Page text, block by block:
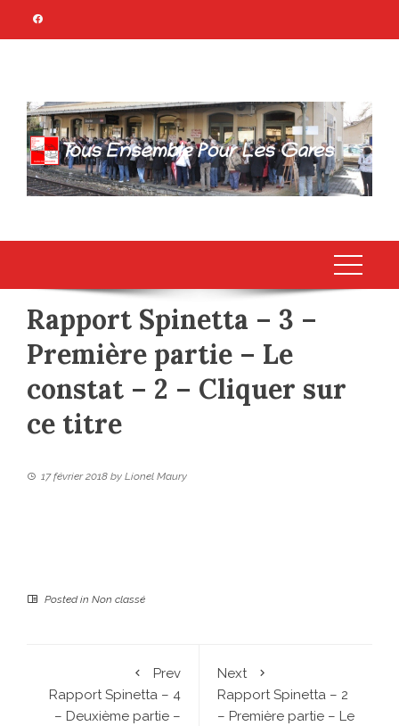
TOUS ENSEMBLE
POUR LES GARES
Association Citoyenne
Rapport Spinetta – 3 –
Première partie – Le
constat – 2 – Cliquer sur
ce titre
17 février 2018 by Lionel Maury
Posted in Non classé
Prev
Rapport Spinetta – 4
– Deuxième partie –
Next
Rapport Spinetta – 2
– Première partie – Le